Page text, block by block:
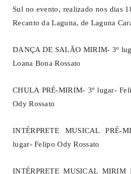
Sul no evento, realizado nos dias
Recanto da Laguna, de Laguna
DANÇA DE SALÃO MIRIM- 3º
Loana Bona Rossato
CHULA PRÉ-MIRIM- 3º lugar-
Ody Rossato
INTÉRPRETE MUSICAL PRÉ-
lugar- Felipo Ody Rossato
INTÉRPRETE MUSICAL MIRIM